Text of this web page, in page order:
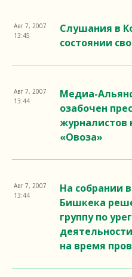
Слушания в
состоянии
Авг 7, 2007
13:45
Медиа-
озабочен
журналистов
«Овоза»
Авг 7, 2007
13:44
На собрании
Бишкека
группу по
на время
Авг 7, 2007
13:44